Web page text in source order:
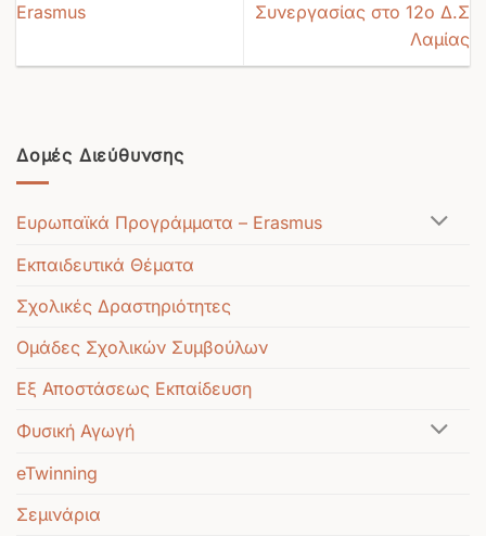
Δομές Διεύθυνσης
Ευρωπαϊκά Προγράμματα – Erasmus
Εκπαιδευτικά Θέματα
Σχολικές Δραστηριότητες
Ομάδες Σχολικών Συμβούλων
Εξ Αποστάσεως Εκπαίδευση
Φυσική Αγωγή
eTwinning
Σεμινάρια
Erasmus
Συνεργασίας στο 12ο Δ.Σ
Λαμίας